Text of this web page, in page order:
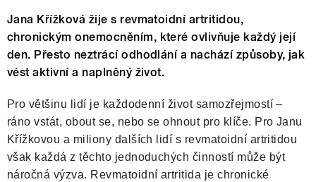
Jana Křížková žije s revmatoidní artritidou,
chronickým onemocněním, které ovlivňuje každý její
den. Přesto neztrácí odhodlání a nachází způsoby, jak
vést aktivní a naplněný život.
Pro většinu lidí je každodenní život samozřejmostí –
ráno vstát, obout se, nebo se ohnout pro klíče. Pro Janu
Křížkovou a miliony dalších lidí s revmatoidní artritidou
však každá z těchto jednoduchých činností může být
náročná výzva. Revmatoidní artritida je chronické